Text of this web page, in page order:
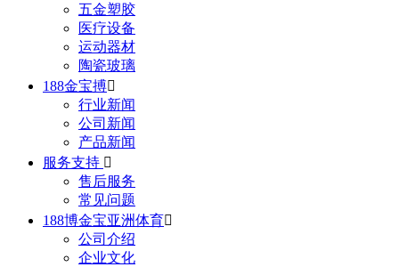
五金塑胶
医疗设备
运动器材
陶瓷玻璃
188金宝搏
行业新闻
公司新闻
产品新闻
服务支持 
售后服务
常见问题
188博金宝亚洲体育
公司介绍
企业文化